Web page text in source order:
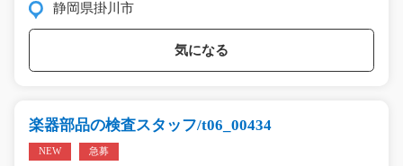
静岡県掛川市
気になる
楽器部品の検査スタッフ/t06_00434
NEW 急募